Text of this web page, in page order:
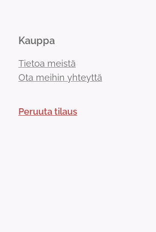
Kauppa
Tietoa meistä
Ota meihin yhteyttä
Peruuta tilaus